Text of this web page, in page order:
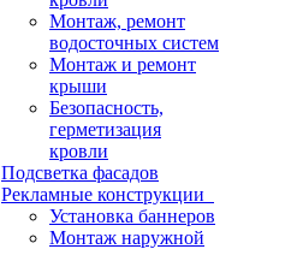
Монтаж, ремонт
водосточных систем
Монтаж и ремонт
крыши
Безопасность,
герметизация
кровли
Подсветка фасадов
Рекламные конструкции
Установка баннеров
Монтаж наружной